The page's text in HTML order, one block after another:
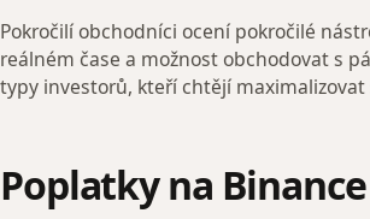
Pokročilí obchodníci ocení pokročilé
reálném čase a možnost obchodovat s
typy investorů, kteří chtějí
Poplatky na Binance